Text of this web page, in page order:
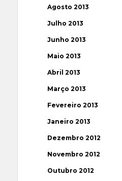
Agosto 2013
Julho 2013
Junho 2013
Maio 2013
Abril 2013
Março 2013
Fevereiro 2013
Janeiro 2013
Dezembro 2012
Novembro 2012
Outubro 2012